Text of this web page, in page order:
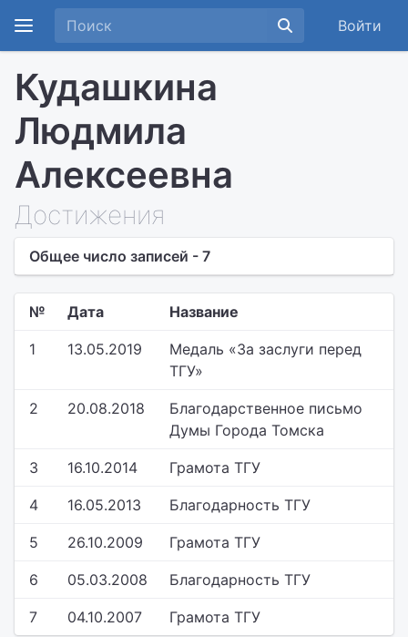
Войти
Кудашкина
Людмила
Алексеевна
Достижения
Общее число записей - 7
№ Дата Название
1 13.05.2019
Медаль «За заслуги перед
ТГУ»
2 20.08.2018
Благодарственное письмо
Думы Города Томска
3 16.10.2014 Грамота ТГУ
4 16.05.2013 Благодарность ТГУ
5 26.10.2009 Грамота ТГУ
6 05.03.2008 Благодарность ТГУ
7 04.10.2007 Грамота ТГУ